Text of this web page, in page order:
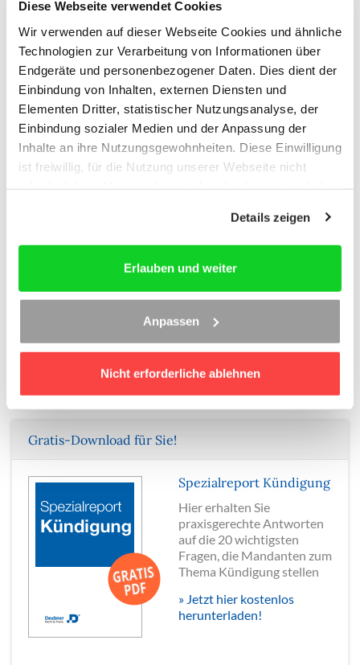
Diese Webseite verwendet Cookies
Wir verwenden auf dieser Webseite Cookies und ähnliche
Technologien zur Verarbeitung von Informationen über
Endgeräte und personenbezogener Daten. Dies dient der
Einbindung von Inhalten, externen Diensten und
Elementen Dritter, statistischer Nutzungsanalyse, der
Einbindung sozialer Medien und der Anpassung der
Inhalte an ihre Nutzungsgewohnheiten. Diese Einwilligung
ist freiwillig, für die Nutzung unserer Webseite nicht
und imImpressum
Details zeigen
Erlauben und weiter
Anpassen
Nicht erforderliche ablehnen
beschränkt. [...]
Lesen Sie hier weiter!
Mehr erfahren
Beendigung des Arbeitsverhältnisses durch
einen Aufhebungsvertrag
Der wirksame Aufhebungsvertrag beendet das zwischen den
Arbeitsvertragsparteien bestehende Arbeitsverhältnis mit
sofortiger Wirkung oder mit Ablauf der vereinbarten Frist
Angaben zum Zeitpunkt der Aufhebung, ist gem. § 271 BGB
entfallen dann sämtliche gegenseitigen Pflichten,
insbesondere die Entgeltzahlungspflicht des Arbeitgebers
Lesen Sie hier alles, was Sie als Rechtsanwalt zu der
Beendigung des Arbeitsverhältnisses durch einen
Aufhebungsvertrag wissen müssen!
Gratis-Download für Sie!
Spezialreport Kündigung
Hier erhalten Sie
praxisgerechte Antworten
auf die 20 wichtigsten
Fragen, die Mandanten zum
Thema Kündigung stellen
» Jetzt hier kostenlos
herunterladen!